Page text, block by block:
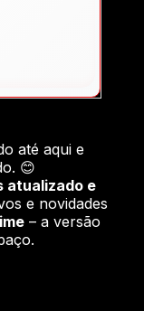
até aqui e
😊
atualizado e
e novidades
– a versão